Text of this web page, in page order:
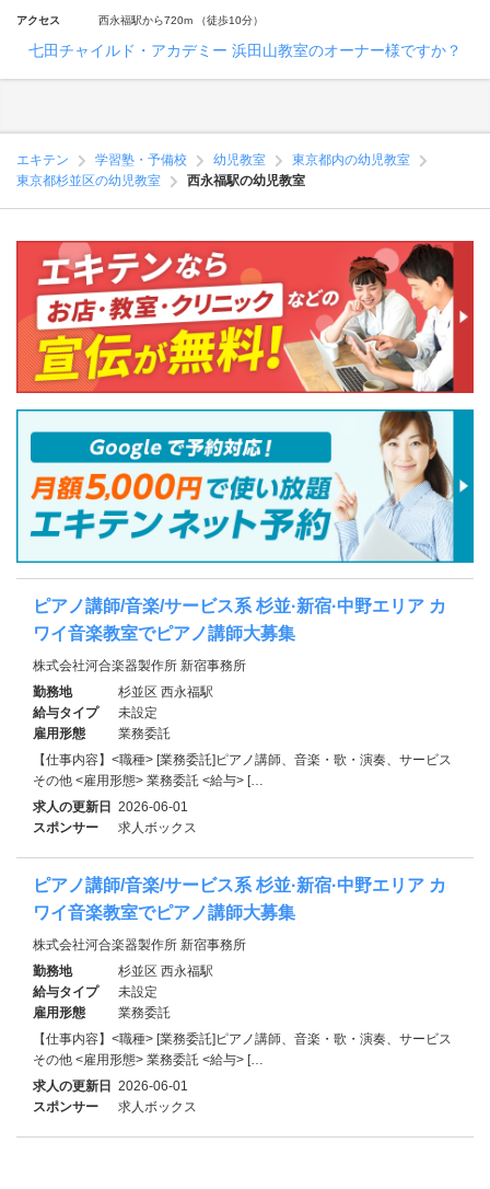
アクセス 西永福駅から720m （徒歩10分）
七田チャイルド・アカデミー 浜田山教室のオーナー様ですか？
エキテン 学習塾・予備校 幼児教室
東京都内の幼児教室
東京都杉並区の幼児教室
西永福駅の幼児教室
ピアノ講師/音楽/サービス系 杉並·新宿·中野エリア カ
ワイ音楽教室でピアノ講師大募集
株式会社河合楽器製作所 新宿事務所
勤務地
杉並区 西永福駅
給与タイプ
未設定
雇用形態
業務委託
【仕事内容】<職種> [業務委託]ピアノ講師、音楽・歌・演奏、サービス
その他 <雇用形態> 業務委託 <給与> […
求人の更新日 2026-06-01
スポンサー
求人ボックス
ピアノ講師/音楽/サービス系 杉並·新宿·中野エリア カ
ワイ音楽教室でピアノ講師大募集
株式会社河合楽器製作所 新宿事務所
勤務地
杉並区 西永福駅
給与タイプ
未設定
雇用形態
業務委託
【仕事内容】<職種> [業務委託]ピアノ講師、音楽・歌・演奏、サービス
その他 <雇用形態> 業務委託 <給与> […
求人の更新日 2026-06-01
スポンサー
求人ボックス